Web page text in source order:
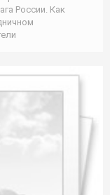
России. Как